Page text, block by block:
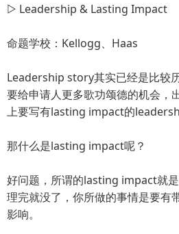
▷ Leadership & Lasting Impact
命题学校：Kellogg、Haas
Leadership story其实已经是比较
要给申请人更多歌功颂德的机会，
上要写有lasting impact的
那什么是lasting impact呢？
好问题，所谓的lasting impact就
理完就没了，你所做的事情是要有
影响。